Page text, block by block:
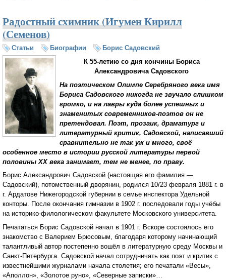
Радостный схимник (Игумен Кирилл
(Семенов)
Статьи Биографии
Борис Садовский
К 55-летию со дня кончины Бориса
Александровича Садовского
На поэтическом Олимпе Серебряного века имя
Бориса Садовского никогда не звучало слишком
громко, и на лавры куда более успешных и
знаменитых современников-поэтов он не
претендовал. Поэт, прозаик, драматург и
литературный критик, Садовской, написавший
сравнительно не так уж и много, своё
особенное место в истории русской литературы первой
половины ХХ века занимает, тем не менее, по праву.
Борис Александрович Садовской (настоящая его фамилия —
Садовский), потомственный дворянин, родился 10/23 февраля 1881 г. в
г. Ардатове Нижегородской губернии в семье инспектора Удельной
конторы. После окончания гимназии в 1902 г. последовали годы учёбы
на историко-филологическом факультете Московского университета.
Печататься Борис Садовской начал в 1901 г. Вскоре состоялось его
знакомство с Валерием Брюсовым, благодаря которому начинающий
талантливый автор постепенно вошёл в литературную среду Москвы и
Санкт-Петербурга. Садовской начал сотрудничать как поэт и критик с
известнейшими журналами начала столетия; его печатали «Весы»,
«Аполлон», «Золотое руно», «Северные записки»…